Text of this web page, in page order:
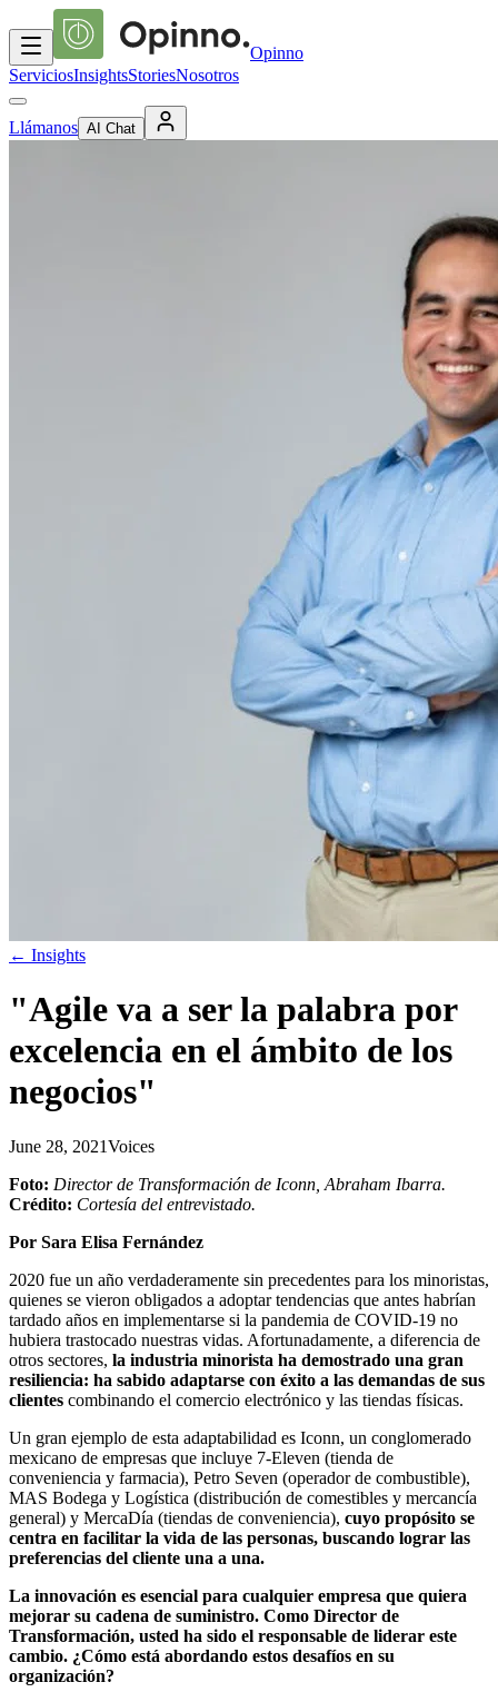
Opinno
ServiciosInsightsStoriesNosotros
Llámanos AI Chat
← Insights
"Agile va a ser la palabra por
excelencia en el ámbito de los
negocios"
June 28, 2021Voices
Foto: Director de Transformación de Iconn, Abraham Ibarra.
Crédito: Cortesía del entrevistado.
Por Sara Elisa Fernández
2020 fue un año verdaderamente sin precedentes para los minoristas,
quienes se vieron obligados a adoptar tendencias que antes habrían
tardado años en implementarse si la pandemia de COVID-19 no
hubiera trastocado nuestras vidas. Afortunadamente, a diferencia de
otros sectores, la industria minorista ha demostrado una gran
resiliencia: ha sabido adaptarse con éxito a las demandas de sus
clientes combinando el comercio electrónico y las tiendas físicas.
Un gran ejemplo de esta adaptabilidad es Iconn, un conglomerado
mexicano de empresas que incluye 7-Eleven (tienda de
conveniencia y farmacia), Petro Seven (operador de combustible),
MAS Bodega y Logística (distribución de comestibles y mercancía
general) y MercaDía (tiendas de conveniencia), cuyo propósito se
centra en facilitar la vida de las personas, buscando lograr las
preferencias del cliente una a una.
La innovación es esencial para cualquier empresa que quiera
mejorar su cadena de suministro. Como Director de
Transformación, usted ha sido el responsable de liderar este
cambio. ¿Cómo está abordando estos desafíos en su
organización?